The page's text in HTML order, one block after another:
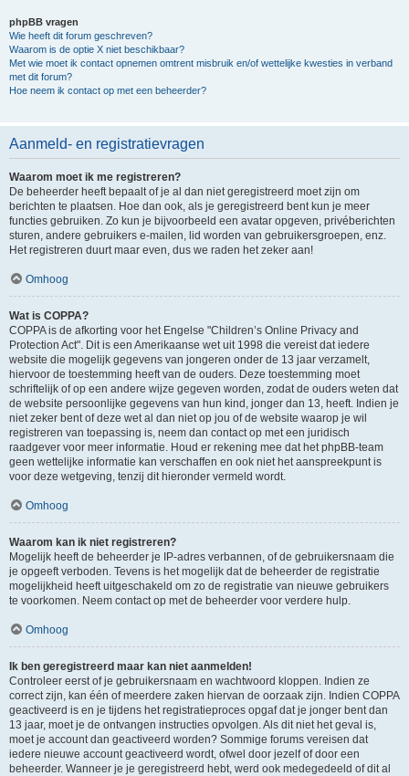
phpBB vragen
Wie heeft dit forum geschreven?
Waarom is de optie X niet beschikbaar?
Met wie moet ik contact opnemen omtrent misbruik en/of wettelijke kwesties in verband
met dit forum?
Hoe neem ik contact op met een beheerder?
Aanmeld- en registratievragen
Waarom moet ik me registreren?
De beheerder heeft bepaalt of je al dan niet geregistreerd moet zijn om
berichten te plaatsen. Hoe dan ook, als je geregistreerd bent kun je meer
functies gebruiken. Zo kun je bijvoorbeeld een avatar opgeven, privéberichten
sturen, andere gebruikers e-mailen, lid worden van gebruikersgroepen, enz.
Het registreren duurt maar even, dus we raden het zeker aan!
Omhoog
Wat is COPPA?
COPPA is de afkorting voor het Engelse "Children’s Online Privacy and
Protection Act". Dit is een Amerikaanse wet uit 1998 die vereist dat iedere
website die mogelijk gegevens van jongeren onder de 13 jaar verzamelt,
hiervoor de toestemming heeft van de ouders. Deze toestemming moet
schriftelijk of op een andere wijze gegeven worden, zodat de ouders weten dat
de website persoonlijke gegevens van hun kind, jonger dan 13, heeft. Indien je
niet zeker bent of deze wet al dan niet op jou of de website waarop je wil
registreren van toepassing is, neem dan contact op met een juridisch
raadgever voor meer informatie. Houd er rekening mee dat het phpBB-team
geen wettelijke informatie kan verschaffen en ook niet het aanspreekpunt is
voor deze wetgeving, tenzij dit hieronder vermeld wordt.
Omhoog
Waarom kan ik niet registreren?
Mogelijk heeft de beheerder je IP-adres verbannen, of de gebruikersnaam die
je opgeeft verboden. Tevens is het mogelijk dat de beheerder de registratie
mogelijkheid heeft uitgeschakeld om zo de registratie van nieuwe gebruikers
te voorkomen. Neem contact op met de beheerder voor verdere hulp.
Omhoog
Ik ben geregistreerd maar kan niet aanmelden!
Controleer eerst of je gebruikersnaam en wachtwoord kloppen. Indien ze
correct zijn, kan één of meerdere zaken hiervan de oorzaak zijn. Indien COPPA
geactiveerd is en je tijdens het registratieproces opgaf dat je jonger bent dan
13 jaar, moet je de ontvangen instructies opvolgen. Als dit niet het geval is,
moet je account dan geactiveerd worden? Sommige forums vereisen dat
iedere nieuwe account geactiveerd wordt, ofwel door jezelf of door een
beheerder. Wanneer je je geregistreerd hebt, werd ook medegedeeld of dit al